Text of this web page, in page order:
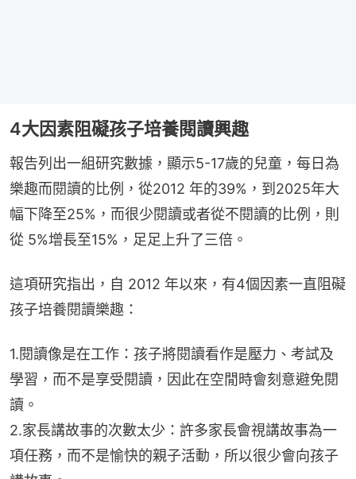
4大因素阻礙孩子培養閱讀興趣
報告列出一組研究數據，顯示5-17歲的兒童，每日為
樂趣而閱讀的比例，從2012 年的39%，到2025年大
幅下降至25%，而很少閱讀或者從不閱讀的比例，則
從 5%增長至15%，足足上升了三倍。
這項研究指出，自 2012 年以來，有4個因素一直阻礙
孩子培養閱讀樂趣：
1.閱讀像是在工作：孩子將閱讀看作是壓力、考試及
學習，而不是享受閱讀，因此在空閒時會刻意避免閱
讀。
2.家長講故事的次數太少：許多家長會視講故事為一
項任務，而不是愉快的親子活動，所以很少會向孩子